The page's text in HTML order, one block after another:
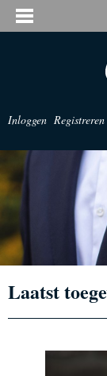
Inloggen Registreren
Laatst